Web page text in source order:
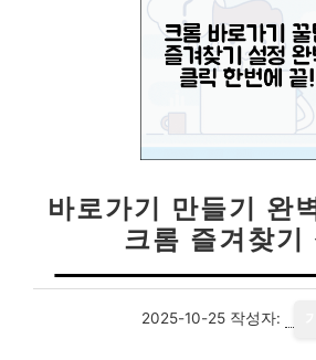
바로가기 만들기 완
크롬 즐겨찾기
2025-10-25 작성자: